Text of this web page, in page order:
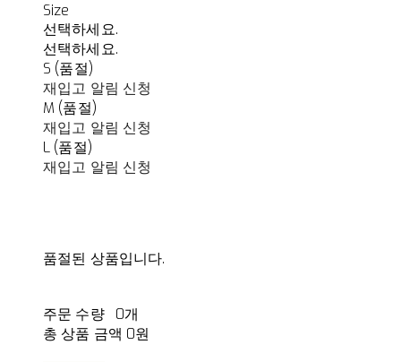
Size
선택하세요.
선택하세요.
S (품절)
재입고 알림 신청
M (품절)
재입고 알림 신청
L (품절)
재입고 알림 신청
품절된 상품입니다.
주문 수량
0개
총 상품 금액 0원